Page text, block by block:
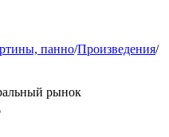
панно/Произведения/
рынок